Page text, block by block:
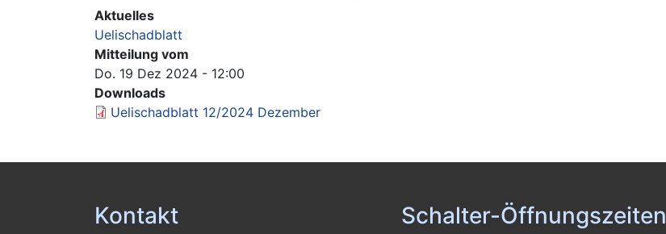
Aktuelles
Uelischadblatt
Mitteilung vom
Do. 19 Dez 2024 - 12:00
Downloads
Uelischadblatt 12/2024 Dezember
Kontakt Schalter-Öffnungszeiten